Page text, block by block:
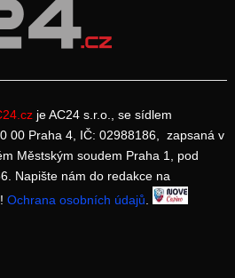
je AC24 s.r.o., se sídlem
00 Praha 4, IČ: 02988186, zapsaná v
Městským soudem Praha 1, pod
Napište nám do redakce na
Ochrana osobních údajů